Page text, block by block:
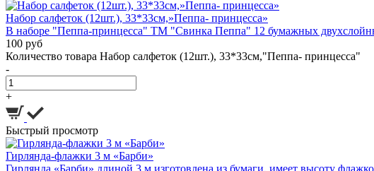
Набор салфеток (12шт.), 33*33см,»Пеппа- принцесса»
В наборе "Пеппа-принцесса" ТМ "Свинка Пеппа" 12 бумажных
100 руб
Количество товара Набор салфеток (12шт.), 33*33см,"Пеппа- принцесса"
-
+
Быстрый просмотр
Гирлянда-флажки 3 м «Барби»